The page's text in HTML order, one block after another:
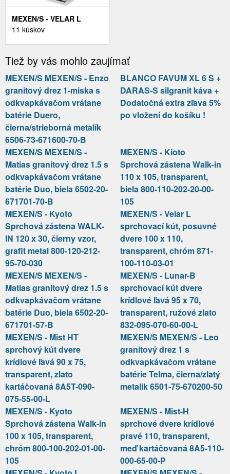
MEXEN/S - VELAR L
SPRCHOVACÍ KÚT,
ČIERNA 871-110-110-03-
70
11 kúskov
Tiež by vás mohlo zaujímať
MEXEN/S MEXEN/S - Enzo
granitový drez 1-miska s
odkvapkávačom vrátane
batérie Duero,
čierna/strieborná metalík
6506-73-671600-70-B
BLANCO FAVUM XL 6 S +
DARAS-S silgranit káva +
Dodatočná extra zľava 5%
po vložení do košíku !
MEXEN/S MEXEN/S -
Matias granitový drez 1.5 s
odkvapkávačom vrátane
batérie Duo, biela 6502-20-
671701-70-B
MEXEN/S - Kioto
Sprchová zástena Walk-in
110 x 105, transparent,
biela 800-110-202-20-00-
105
MEXEN/S - Kyoto
Sprchová zástena WALK-
IN 120 x 30, čierny vzor,
grafit metal 800-120-212-
95-70-030
MEXEN/S - Velar L
sprchovací kút, posuvné
dvere 100 x 110,
transparent, chróm 871-
100-110-03-01
MEXEN/S MEXEN/S -
Matias granitový drez 1.5 s
odkvapkávačom vrátane
batérie Duo, biela 6502-20-
671701-57-B
MEXEN/S - Lunar-B
sprchovací kút dvere
krídlové ľavá 95 x 70,
transparent, ružové zlato
832-095-070-60-00-L
MEXEN/S - Mist HT
sprchový kút dvere
krídlové ľavá 90 x 75,
transparent, zlato
kartáčovaná 8A5T-090-
075-55-00-L
MEXEN/S MEXEN/S - Leo
granitový drez 1 s
odkvapkávačom vrátane
batérie Telma, čierna/zlatý
metalik 6501-75-670200-50
MEXEN/S - Kyoto
Sprchová zástena Walk-in
100 x 105, transparent,
chróm 800-100-202-01-00-
105
MEXEN/S - Mist-H
sprchové dvere krídlové
pravé 110, transparent,
meď kartáčovaná 8A5-110-
000-65-00-P